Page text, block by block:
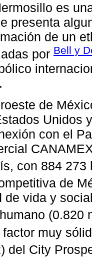
es
presenta
de un
por Bell y
de
Unidos
con el
con 884 273
de
de vida y
(0.820
muy
del City